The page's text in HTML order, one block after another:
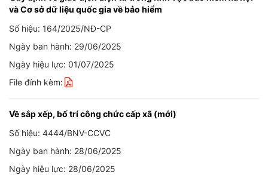
và Cơ sở dữ liệu quốc gia về bảo hiểm
Số hiệu: 164/2025/NĐ-CP
Ngày ban hành: 29/06/2025
Ngày hiệu lực: 01/07/2025
File đính kèm:
Về sắp xếp, bố trí công chức cấp xã (mới)
Số hiệu: 4444/BNV-CCVC
Ngày ban hành: 28/06/2025
Ngày hiệu lực: 28/06/2025